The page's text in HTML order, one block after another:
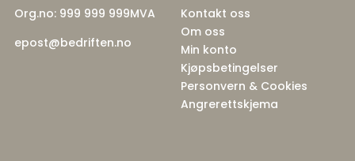
Org.no: 999 999 999MVA
epost@bedriften.no
Kontakt oss
Om oss
Min konto
Kjøpsbetingelser
Personvern & Cookies
Angrerettskjema